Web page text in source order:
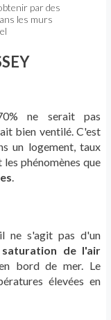
par des
les murs
ne serait pas
bien ventilé. C'est
un logement, taux
phénomènes que
.
ne s'agit pas d'un
saturation de l'air
bord de mer. Le
élevées en